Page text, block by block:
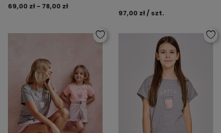
69,00 zł - 78,00 zł
97,00 zł / szt.